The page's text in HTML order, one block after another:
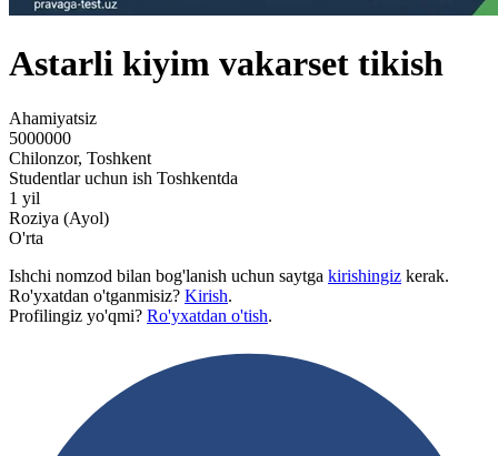
Astarli kiyim vakarset tikish
Ahamiyatsiz
5000000
Chilonzor, Toshkent
Studentlar uchun ish Toshkentda
1 yil
Roziya (Ayol)
O'rta
Ishchi nomzod bilan bog'lanish uchun saytga kirishingiz kerak.
Ro'yxatdan o'tganmisiz? Kirish.
Profilingiz yo'qmi? Ro'yxatdan o'tish.